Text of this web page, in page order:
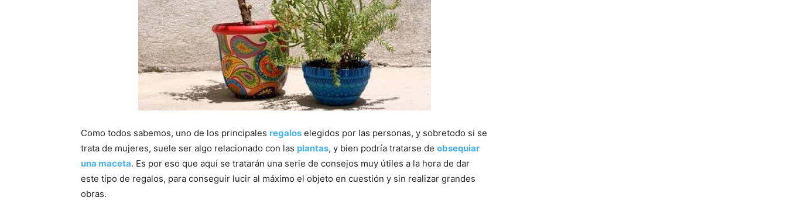
Como todos sabemos, uno de los principales regalos elegidos por las personas, y sobretodo si se
trata de mujeres, suele ser algo relacionado con las plantas, y bien podría tratarse de obsequiar
una maceta. Es por eso que aquí se tratarán una serie de consejos muy útiles a la hora de dar
este tipo de regalos, para conseguir lucir al máximo el objeto en cuestión y sin realizar grandes
obras.